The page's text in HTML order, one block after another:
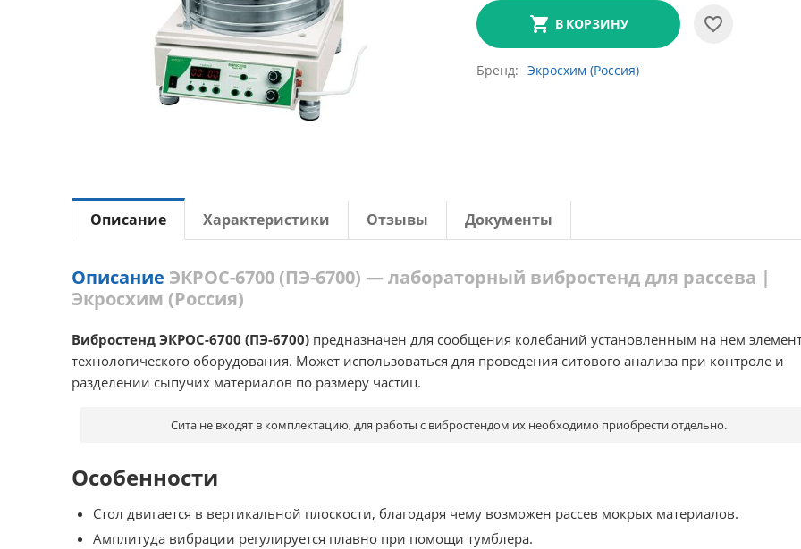
В КОРЗИНУ
Бренд Экросхим (Россия)
Описание Характеристики Отзывы Документы
Описание ЭКРОС-6700 (ПЭ-6700) — лабораторный вибростенд для рассева |
Экросхим (Россия)
Вибростенд ЭКРОС-6700 (ПЭ-6700) предназначен для сообщения колебаний установленным на нем
технологического оборудования. Может использоваться для проведения ситового анализа при контроле и
разделении сыпучих материалов по размеру частиц.
Сита не входят в комплектацию, для работы с вибростендом их необходимо приобрести отдельно.
Особенности
Стол двигается в вертикальной плоскости, благодаря чему возможен рассев мокрых материалов.
Амплитуда вибрации регулируется плавно при помощи тумблера.